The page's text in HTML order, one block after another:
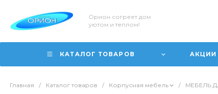
Орион согреет дом
уютом и теплом!
КАТАЛОГ ТОВАРОВ АКЦИИ
Главная / Каталог товаров / Корпусная мебель / МЕБЕЛЬ